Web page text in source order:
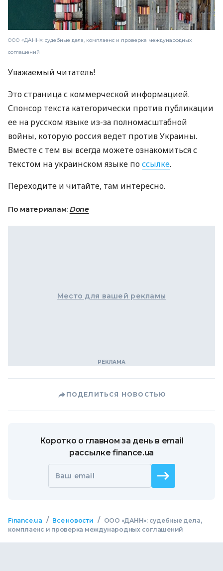
ООО «ДАНН»: судебные дела, комплаенс и проверка международных
соглашений
Уважаемый читатель!
Это страница с коммерческой информацией.
Спонсор текста категорически против публикации
ее на русском языке из-за полномасштабной
войны, которую россия ведет против Украины.
Вместе с тем вы всегда можете ознакомиться с
текстом на украинском языке поссылке.
Переходите и читайте, там интересно.
По материалам: Done
Место для вашей рекламы
ПОДЕЛИТЬСЯ НОВОСТЬЮ
Коротко о главном за день в email
рассылке finance.ua
Ваш email
Finance.ua / Все новости /
ООО «ДАНН»: судебные дела,
комплаенс и проверка международных соглашений